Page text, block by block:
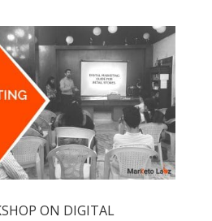
ON DIGITAL